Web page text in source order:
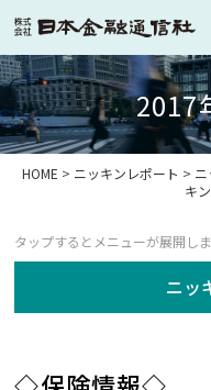
2017
HOME > ニッキンレポート >
キ
ニッ